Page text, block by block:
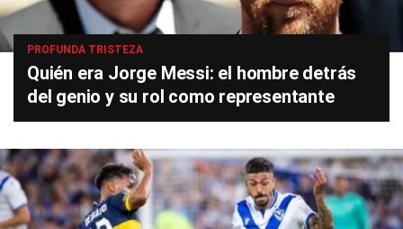
PROFUNDA TRISTEZA
Quién era Jorge Messi: el hombre detrás
del genio y su rol como representante